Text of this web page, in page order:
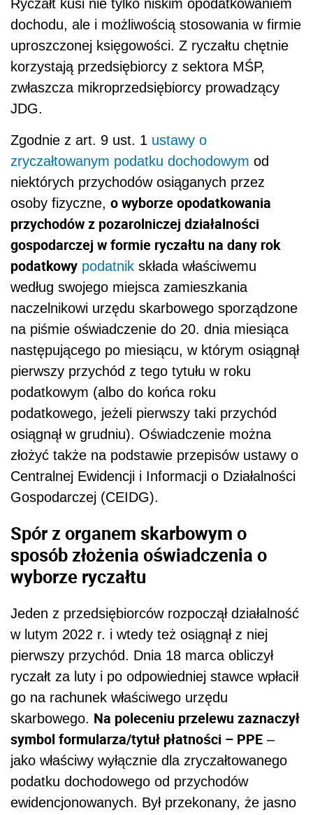
Ryczałt kusi nie tylko niskim opodatkowaniem
dochodu, ale i możliwością stosowania w firmie
uproszczonej księgowości. Z ryczałtu chętnie
korzystają przedsiębiorcy z sektora MŚP,
zwłaszcza mikroprzedsiębiorcy prowadzący
JDG.
Zgodnie z art. 9 ust. 1 ustawy o
zryczałtowanym podatku dochodowym od
niektórych przychodów osiąganych przez
osoby fizyczne, o wyborze opodatkowania
przychodów z pozarolniczej działalności
gospodarczej w formie ryczałtu na dany rok
podatkowy podatnik składa właściwemu
według swojego miejsca zamieszkania
naczelnikowi urzędu skarbowego sporządzone
na piśmie oświadczenie do 20. dnia miesiąca
następującego po miesiącu, w którym osiągnął
pierwszy przychód z tego tytułu w roku
podatkowym (albo do końca roku
podatkowego, jeżeli pierwszy taki przychód
osiągnął w grudniu). Oświadczenie można
złożyć także na podstawie przepisów ustawy o
Centralnej Ewidencji i Informacji o Działalności
Gospodarczej (CEIDG).
Spór z organem skarbowym o
sposób złożenia oświadczenia o
wyborze ryczałtu
Jeden z przedsiębiorców rozpoczął działalność
w lutym 2022 r. i wtedy też osiągnął z niej
pierwszy przychód. Dnia 18 marca obliczył
ryczałt za luty i po odpowiedniej stawce wpłacił
go na rachunek właściwego urzędu
skarbowego. Na poleceniu przelewu zaznaczył
symbol formularza/tytuł płatności – PPE –
jako właściwy wyłącznie dla zryczałtowanego
podatku dochodowego od przychodów
ewidencjonowanych. Był przekonany, że jasno